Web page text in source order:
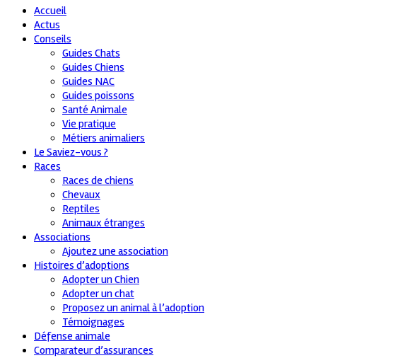
Accueil
Actus
Conseils
Guides Chats
Guides Chiens
Guides NAC
Guides poissons
Santé Animale
Vie pratique
Métiers animaliers
Le Saviez-vous ?
Races
Races de chiens
Chevaux
Reptiles
Animaux étranges
Associations
Ajoutez une association
Histoires d’adoptions
Adopter un Chien
Adopter un chat
Proposez un animal à l’adoption
Témoignages
Défense animale
Comparateur d’assurances